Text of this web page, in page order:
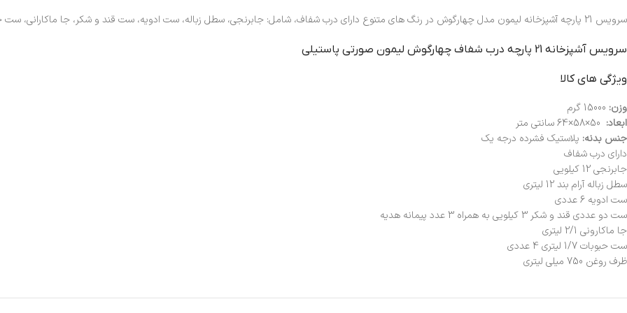
سرویس 21 پارچه آشپزخانه لیمون مدل چهارگوش در رنگ های متنوع دارای درب شفاف، شامل: جابرنجی، سطل زباله، ست ادویه، ست قند و شکر، جا ماکارانی، ست حبوبات و جای روغن
سرويس آشپزخانه 21 پارچه درب شفاف چهارگوش ليمون صورتي پاستيلي
ویژگی های کالا
وزن:
ابعاد:
جنس بدنه: پلاستیک فشرده درجه یک
دارای درب شفاف
جابرنجی 12 کیلویی
سطل زباله آرام بند 12 لیتری
ست ادویه 6 عددی
ست دو عددی قند و شکر 3 کیلویی به همراه 3 عدد پیمانه هدیه
جا ماکارونی 2/1 لیتری
ست حبوبات 1/7 لیتری 4 عددی
ظرف روغن 750 میلی لیتری